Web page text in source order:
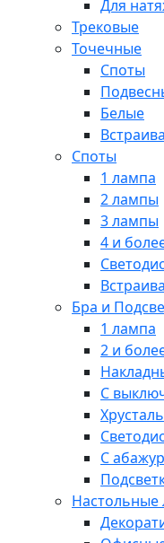
Для
Трековые
Точечные
Споты
Белые
Споты
1 лампа
2 лампы
3 лампы
4 и
Бра и
1 лампа
2 и
С
С